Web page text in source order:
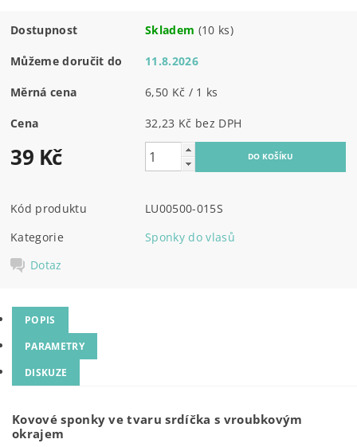
Dostupnost Skladem (10 ks)
Můžeme doručit do 11.8.2026
Měrná cena 6,50 Kč / 1 ks
Cena 32,23 Kč bez DPH
39 Kč
Kód produktu
LU00500-015S
Kategorie
Sponky do vlasů
Dotaz
POPIS
PARAMETRY
DISKUZE
Kovové sponky ve tvaru srdíčka s vroubkovým
okrajem